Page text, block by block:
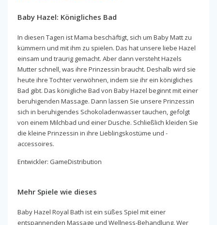
Baby Hazel: Königliches Bad
In diesen Tagen ist Mama beschäftigt, sich um Baby Matt zu
kümmern und mit ihm zu spielen. Das hat unsere liebe Hazel
einsam und traurig gemacht. Aber dann versteht Hazels
Mutter schnell, was ihre Prinzessin braucht. Deshalb wird sie
heute ihre Tochter verwöhnen, indem sie ihr ein königliches
Bad gibt. Das königliche Bad von Baby Hazel beginnt mit einer
beruhigenden Massage. Dann lassen Sie unsere Prinzessin
sich in beruhigendes Schokoladenwasser tauchen, gefolgt
von einem Milchbad und einer Dusche. Schließlich kleiden Sie
die kleine Prinzessin in ihre Lieblingskostüme und -
accessoires.
Entwickler: GameDistribution
Mehr Spiele wie dieses
Baby Hazel Royal Bath ist ein süßes Spiel mit einer
entspannenden Massage und Wellness-Behandlung. Wer